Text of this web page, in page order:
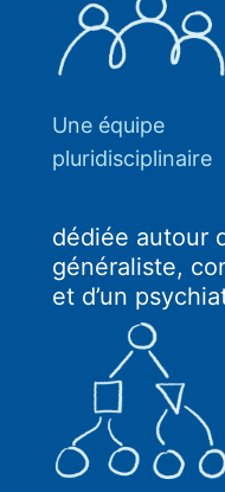
Une équipe
pluridisciplinaire
dédiée autour
généraliste,
et d’un